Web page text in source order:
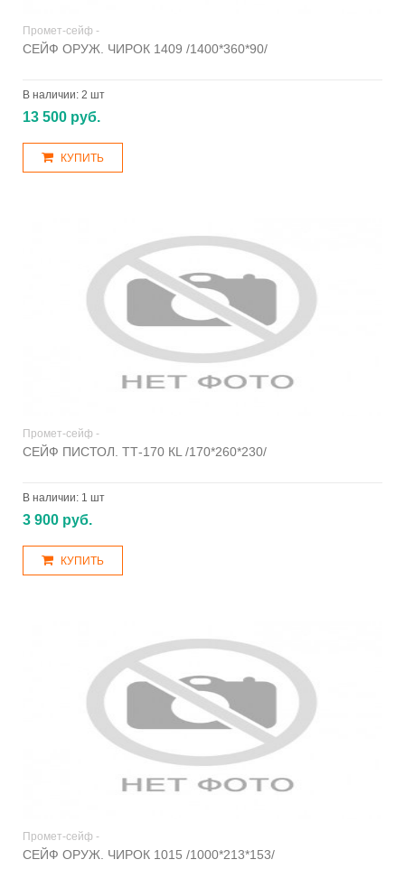
Промет-сейф -
СЕЙФ ОРУЖ. ЧИРОК 1409 /1400*360*90/
В наличии: 2 шт
13 500 руб.
КУПИТЬ
Промет-сейф -
СЕЙФ ПИСТОЛ. ТТ-170 КL /170*260*230/
В наличии: 1 шт
3 900 руб.
КУПИТЬ
Промет-сейф -
СЕЙФ ОРУЖ. ЧИРОК 1015 /1000*213*153/